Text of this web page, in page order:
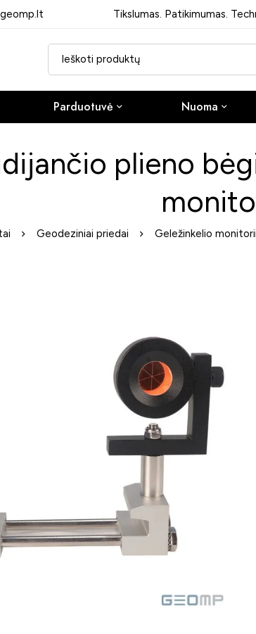
Tikslumas. Patikimumas.
Parduotuvė Nuoma
plieno
Geodeziniai priedai Geležinkelio